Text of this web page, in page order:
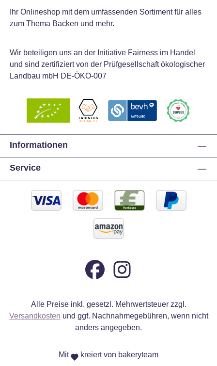
Ihr Onlineshop mit dem umfassenden Sortiment für alles
zum Thema Backen und mehr.
Wir beteiligen uns an der Initiative Fairness im Handel
und sind zertifiziert von der Prüfgesellschaft ökologischer
Landbau mbH DE-ÖKO-007
Informationen
Service
Alle Preise inkl. gesetzl. Mehrwertsteuer zzgl.
Versandkosten und ggf. Nachnahmegebühren, wenn nicht
anders angegeben.
Mit kreiert von bakeryteam